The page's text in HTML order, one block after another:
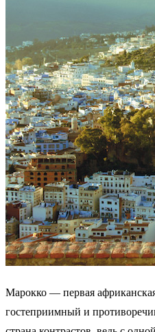
Марокко — первая
гостеприимный и